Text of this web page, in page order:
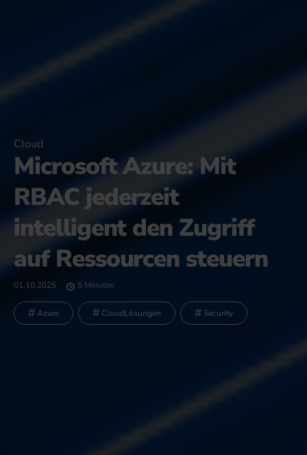
Cloud
Microsoft Azure: Mit
RBAC jederzeit
intelligent den Zugriff
auf Ressourcen steuern
01.10.2025 5 Minuten
Azure CloudLösungen Security